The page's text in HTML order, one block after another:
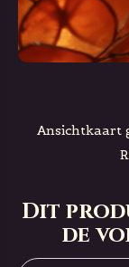
Ansichtkaart
Dit
de